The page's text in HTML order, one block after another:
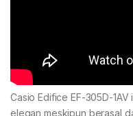
Casio Edifice EF-305D-
elegan meskipun berasal